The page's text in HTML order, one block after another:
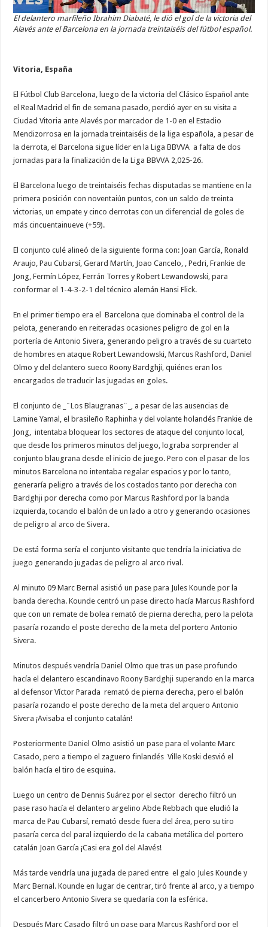
El delantero marfileño Ibrahim Diabaté, le dió el gol de la victoria del
Alavés ante el Barcelona en la jornada treintaiséis del fútbol español.
Vitoria, España
El Fútbol Club Barcelona, luego de la victoria del Clásico Español ante
el Real Madrid el fin de semana pasado, perdió ayer en su visita a
Ciudad Vitoria ante Alavés por marcador de 1-0 en el Estadio
Mendizorrosa en la jornada treintaiséis de la liga española, a pesar de
la derrota, el Barcelona sigue líder en la Liga BBVVA a falta de dos
jornadas para la finalización de la Liga BBVVA 2,025-26.
El Barcelona luego de treintaiséis fechas disputadas se mantiene en la
primera posición con noventaiún puntos, con un saldo de treinta
victorias, un empate y cinco derrotas con un diferencial de goles de
más cincuentainueve (+59).
El conjunto culé alineó de la siguiente forma con: Joan García, Ronald
Araujo, Pau Cubarsí, Gerard Martín, Joao Cancelo, , Pedri, Frankie de
Jong, Fermín López, Ferrán Torres y Robert Lewandowski, para
conformar el 1-4-3-2-1 del técnico alemán Hansi Flick.
En el primer tiempo era el Barcelona que dominaba el control de la
pelota, generando en reiteradas ocasiones peligro de gol en la
portería de Antonio Sivera, generando peligro a través de su cuarteto
de hombres en ataque Robert Lewandowski, Marcus Rashford, Daniel
Olmo y del delantero sueco Roony Bardghji, quiénes eran los
encargados de traducir las jugadas en goles.
El conjunto de _¨Los Blaugranas¨_, a pesar de las ausencias de
Lamine Yamal, el brasileño Raphinha y del volante holandés Frankie de
Jong, intentaba bloquear los sectores de ataque del conjunto local,
que desde los primeros minutos del juego, lograba sorprender al
conjunto blaugrana desde el inicio de juego. Pero con el pasar de los
minutos Barcelona no intentaba regalar espacios y por lo tanto,
generaría peligro a través de los costados tanto por derecha con
Bardghji por derecha como por Marcus Rashford por la banda
izquierda, tocando el balón de un lado a otro y generando ocasiones
de peligro al arco de Sivera.
De está forma sería el conjunto visitante que tendría la iniciativa de
juego generando jugadas de peligro al arco rival.
Al minuto 09 Marc Bernal asistió un pase para Jules Kounde por la
banda derecha. Kounde centró un pase directo hacía Marcus Rashford
que con un remate de bolea remató de pierna derecha, pero la pelota
pasaría rozando el poste derecho de la meta del portero Antonio
Sivera.
Minutos después vendría Daniel Olmo que tras un pase profundo
hacía el delantero escandinavo Roony Bardghji superando en la marca
al defensor Víctor Parada remató de pierna derecha, pero el balón
pasaría rozando el poste derecho de la meta del arquero Antonio
Sivera ¡Avisaba el conjunto catalán!
Posteriormente Daniel Olmo asistió un pase para el volante Marc
Casado, pero a tiempo el zaguero finlandés Ville Koski desvió el
balón hacía el tiro de esquina.
Luego un centro de Dennis Suárez por el sector derecho filtró un
pase raso hacía el delantero argelino Abde Rebbach que eludió la
marca de Pau Cubarsí, remató desde fuera del área, pero su tiro
pasaría cerca del paral izquierdo de la cabaña metálica del portero
catalán Joan García ¡Casi era gol del Alavés!
Más tarde vendría una jugada de pared entre el galo Jules Kounde y
Marc Bernal. Kounde en lugar de centrar, tiró frente al arco, y a tiempo
el cancerbero Antonio Sivera se quedaría con la esférica.
Después Marc Casado filtró un pase para Marcus Rashford por el